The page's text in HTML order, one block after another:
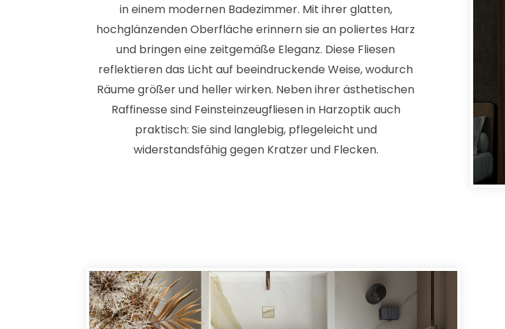
in einem modernen Badezimmer. Mit ihrer glatten,
hochglänzenden Oberfläche erinnern sie an poliertes Harz
und bringen eine zeitgemäße Eleganz. Diese Fliesen
reflektieren das Licht auf beeindruckende Weise, wodurch
Räume größer und heller wirken. Neben ihrer ästhetischen
Raffinesse sind Feinsteinzeugfliesen in Harzoptik auch
praktisch: Sie sind langlebig, pflegeleicht und
widerstandsfähig gegen Kratzer und Flecken.